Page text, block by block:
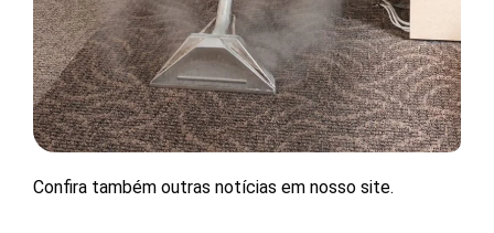
Confira também outras notícias em nosso site.